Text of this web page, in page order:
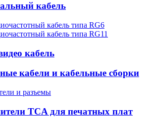
кабель
кабель типа RG6
кабель типа RG11
кабель
кабели и кабельные сборки
и разъемы
TCA для печатных плат